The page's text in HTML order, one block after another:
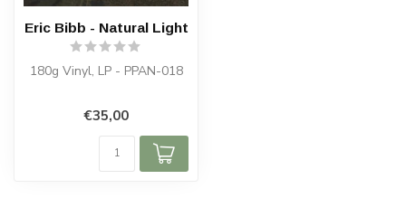
Eric Bibb - Natural Light
180g Vinyl, LP - PPAN-018
€35,00